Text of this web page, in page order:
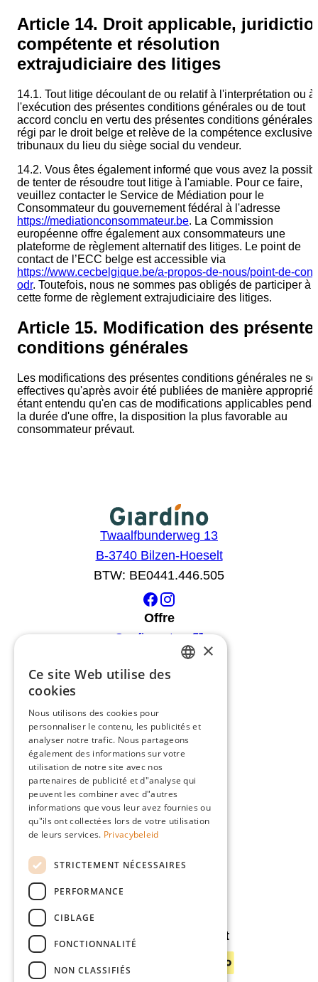
Article 14. Droit applicable,
compétente et résolution
extrajudiciaire des litiges
14.1. Tout litige découlant de ou relatif à l'interprétation ou à
l'exécution des présentes conditions générales ou de tout
accord conclu en vertu des présentes conditions générales
régi par le droit belge et relève de la compétence exclusive
tribunaux du lieu du siège social du vendeur.
14.2. Vous êtes également informé que vous avez la
de tenter de résoudre tout litige à l'amiable. Pour ce faire,
veuillez contacter le Service de Médiation pour le
Consommateur du gouvernement fédéral à l'adresse
https://mediationconsommateur.be. La Commission
européenne offre également aux consommateurs une
plateforme de règlement alternatif des litiges. Le point de
contact de l’ECC belge est accessible via
https://www.cecbelgique.be/a-propos-de-nous/point-de-
odr. Toutefois, nous ne sommes pas obligés de participer à
cette forme de règlement extrajudiciaire des litiges.
Article 15. Modification des
conditions générales
Les modifications des présentes conditions générales ne
effectives qu'après avoir été publiées de manière
étant entendu qu'en cas de modifications applicables
la durée d'une offre, la disposition la plus favorable au
consommateur prévaut.
Twaalfbunderweg 13
B-3740 Bilzen-Hoeselt
BTW: BE0441.446.505
Offre
Configurateur
Des produits
blog
Giardino
L'équipe
Concessionnaires
Gio Goes Green
Service Clients
FAQ
Livraison
Méthodes de payement
ENGLISH
GERMAN
×
Ce site Web utilise des
cookies
Nous utilisons des cookies pour
personnaliser le contenu, les publicités et
analyser notre trafic. Nous partageons
également des informations sur votre
utilisation de notre site avec nos
partenaires de publicité et d"analyse qui
peuvent les combiner avec d"autres
informations que vous leur avez fournies ou
qu"ils ont collectées lors de votre utilisation
de leurs services. Privacybeleid
STRICTEMENT NÉCESSAIRES
PERFORMANCE
CIBLAGE
FONCTIONNALITÉ
NON CLASSIFIÉS